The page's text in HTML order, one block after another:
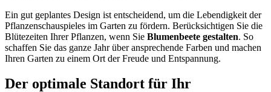
Ein gut geplantes Design ist entscheidend, um die Lebendigkeit der
Pflanzenschauspieles im Garten zu fördern. Berücksichtigen Sie die
Blütezeiten Ihrer Pflanzen, wenn Sie Blumenbeete gestalten. So
schaffen Sie das ganze Jahr über ansprechende Farben und machen
Ihren Garten zu einem Ort der Freude und Entspannung.
Der optimale Standort für Ihr